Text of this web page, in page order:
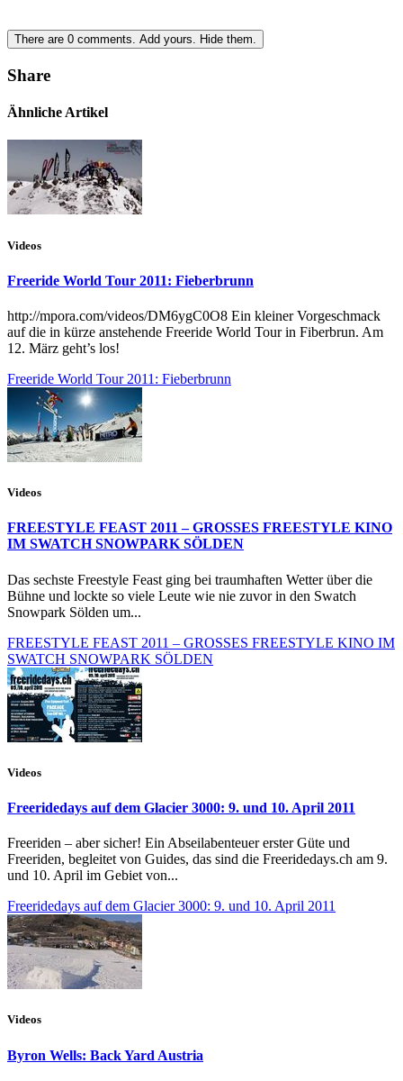
There are 0 comments. Add yours. Hide them.
Share
Ähnliche Artikel
Videos
Freeride World Tour 2011: Fieberbrunn
http://mpora.com/videos/DM6ygC0O8 Ein kleiner Vorgeschmack
auf die in kürze anstehende Freeride World Tour in Fiberbrun. Am
12. März geht’s los!
Freeride World Tour 2011: Fieberbrunn
Videos
FREESTYLE FEAST 2011 – GROSSES FREESTYLE KINO
IM SWATCH SNOWPARK SÖLDEN
Das sechste Freestyle Feast ging bei traumhaften Wetter über die
Bühne und lockte so viele Leute wie nie zuvor in den Swatch
Snowpark Sölden um...
FREESTYLE FEAST 2011 – GROSSES FREESTYLE KINO IM
SWATCH SNOWPARK SÖLDEN
Videos
Freeridedays auf dem Glacier 3000: 9. und 10. April 2011
Freeriden – aber sicher! Ein Abseilabenteuer erster Güte und
Freeriden, begleitet von Guides, das sind die Freeridedays.ch am 9.
und 10. April im Gebiet von...
Freeridedays auf dem Glacier 3000: 9. und 10. April 2011
Videos
Byron Wells: Back Yard Austria